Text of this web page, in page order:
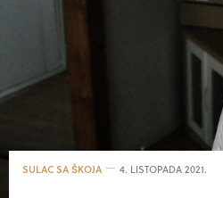
SULAC SA ŠKOJA 4. LISTOPADA 2021.